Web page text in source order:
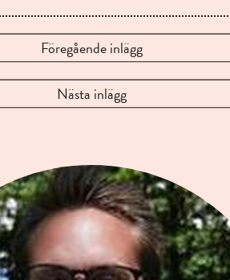
Föregående inlägg
Nästa inlägg